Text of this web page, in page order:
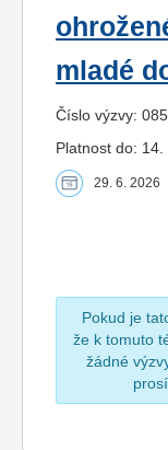
mladé
Číslo výzvy: 085
Platnost do:
29. 6. 2026
Pokud je
že k tomuto
žádné